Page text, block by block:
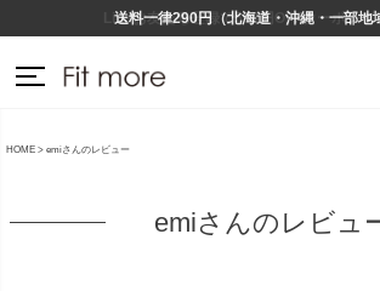
Lineお友だち登録で500円OFFクーポンプ
送料一律290円（北海道・沖縄・一部地
HOME emiさんのレビュー
emiさんのレビュ